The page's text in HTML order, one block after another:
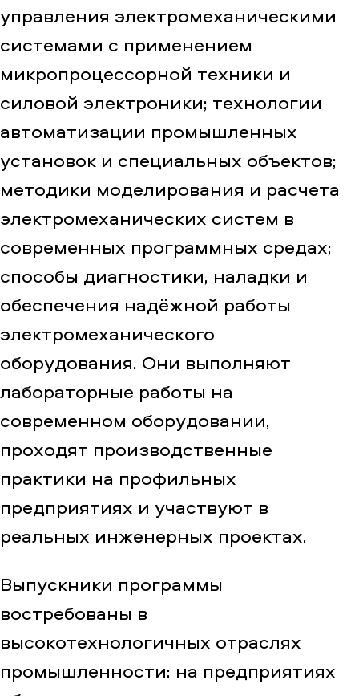
управления электромеханическими
системами с применением
микропроцессорной техники и
силовой электроники; технологии
автоматизации промышленных
установок и специальных объектов;
методики моделирования и расчета
электромеханических систем в
современных программных средах;
способы диагностики, наладки и
обеспечения надёжной работы
электромеханического
оборудования. Они выполняют
лабораторные работы на
современном оборудовании,
проходят производственные
практики на профильных
предприятиях и участвуют в
реальных инженерных проектах.
Выпускники программы
востребованы в
высокотехнологичных отраслях
промышленности: на предприятиях